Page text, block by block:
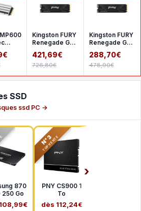
- 2
Kingston FURY
Renegade G5
2 To
421,69€
726,80€
Kingston FURY
Renegade G5 -
1 To
288,70€
478,90€
SSD
ssd PC →
870
250 Go
N°3
TOP VENTE
PNY CS900 1
To
dès 112,24€